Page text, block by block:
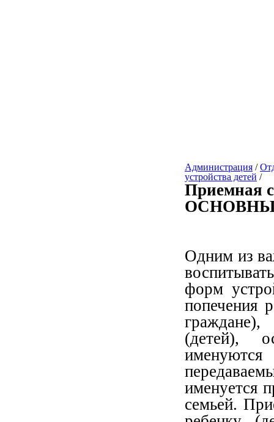
Администрация /
устройства детей /
Приемная
Одним из
форм
попечения
(детей),
именуется
семьей.